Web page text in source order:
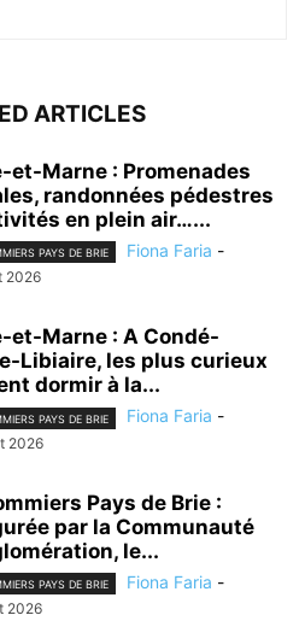
ARTICLES
et-Marne : Promenades
randonnées pédestres
en plein air…...
PAYS DE BRIE Fiona Faria -
2026
et-Marne : A Condé-
Libiaire, les plus curieux
dormir à la...
PAYS DE BRIE Fiona Faria -
2026
Pays de Brie :
par la Communauté
le...
PAYS DE BRIE Fiona Faria -
2026